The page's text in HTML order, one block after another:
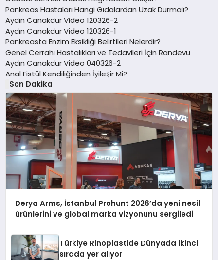
Pankreas Hastaları Hangi Gıdalardan Uzak Durmalı?
Aydın Canakdur Video 120326-2
Aydın Canakdur Video 120326-1
Pankreasta Enzim Eksikliği Belirtileri Nelerdir?
Genel Cerrahi Hastalıkları ve Tedavileri İçin Randevu
Aydın Canakdur Video 040326-2
Anal Fistül Kendiliğinden İyileşir Mi?
Son Dakika
Derya Arms, İstanbul Prohunt 2026’da yeni nesil
ürünlerini ve global marka vizyonunu sergiledi
Türkiye Rinoplastide Dünyada ikinci
sırada yer alıyor